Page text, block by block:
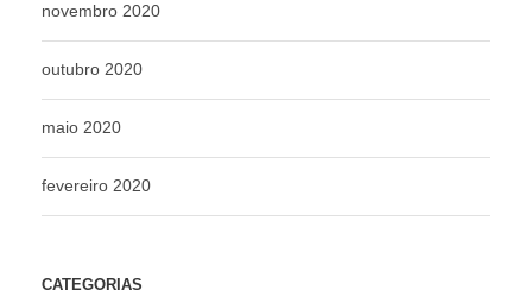
novembro 2020
outubro 2020
maio 2020
fevereiro 2020
CATEGORIAS